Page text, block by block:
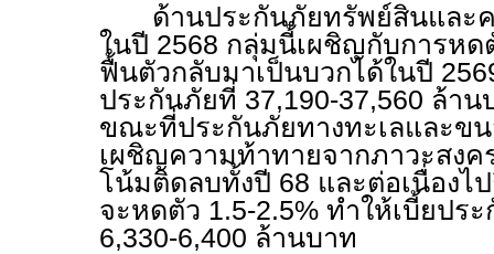
ด้านประกันภัยทรัพย์สินและ
ในปี 2568 กลุ่มนี้เผชิญกับการห
ฟื้นตัวกลับมาเป็นบวกได้ในปี
ประกันภัยที่ 37,190-37,560 ล้าน
ขณะที่ประกันภัยทางทะเลและขน
เผชิญความท้าทายจากภาวะสง
โน้มติดลบทั้งปี 68 และต่อเนื่องไ
จะหดตัว 1.5-2.5% ทำให้เบี้ยปร
6,330-6,400 ล้านบาท